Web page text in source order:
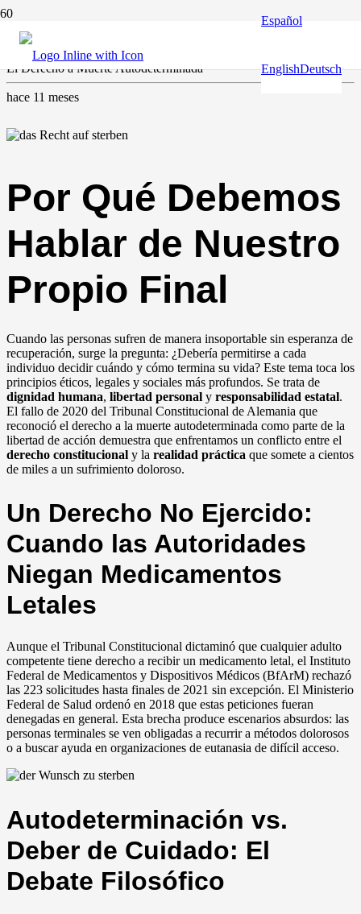
Español
EnglishDeutsch
Derechos humanos y fundamentales
El Derecho a Muerte Autodeterminada
hace 11 meses
Por Qué Debemos
Hablar de Nuestro
Propio Final
Cuando las personas sufren de manera insoportable sin esperanza de
recuperación, surge la pregunta: ¿Debería permitirse a cada
individuo decidir cuándo y cómo termina su vida? Este tema toca los
principios éticos, legales y sociales más profundos. Se trata de
dignidad humana, libertad personal y responsabilidad estatal.
El fallo de 2020 del Tribunal Constitucional de Alemania que
reconoció el derecho a la muerte autodeterminada como parte de la
libertad de acción demuestra que enfrentamos un conflicto entre el
derecho constitucional y la realidad práctica que somete a cientos
de miles a un sufrimiento doloroso.
Un Derecho No Ejercido:
Cuando las Autoridades
Niegan Medicamentos
Letales
Aunque el Tribunal Constitucional dictaminó que cualquier adulto
competente tiene derecho a recibir un medicamento letal, el Instituto
Federal de Medicamentos y Dispositivos Médicos (BfArM) rechazó
las 223 solicitudes hasta finales de 2021 sin excepción. El Ministerio
Federal de Salud ordenó en 2018 que estas peticiones fueran
denegadas en general. Esta brecha produce escenarios absurdos: las
personas terminales se ven obligadas a recurrir a métodos dolorosos
o a buscar ayuda en organizaciones de eutanasia de difícil acceso.
Autodeterminación vs.
Deber de Cuidado: El
Debate Filosófico